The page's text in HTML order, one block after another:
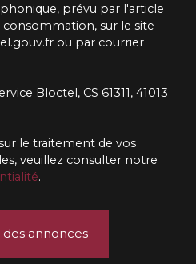
prévu par l'article
consommation, sur le site
ou par courrier
Bloctel, CS 61311, 41013
le traitement de vos
veuillez consulter notre
.
annonces